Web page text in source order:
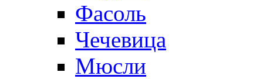
Фасоль
Чечевица
Мюсли